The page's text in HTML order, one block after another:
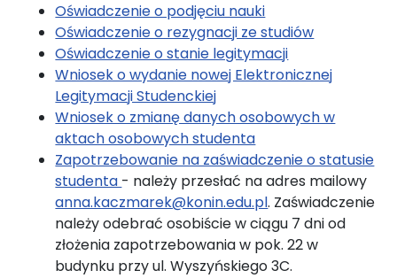
Oświadczenie o podjęciu nauki
Oświadczenie o rezygnacji ze studiów
Oświadczenie o stanie legitymacji
Wniosek o wydanie nowej Elektronicznej
Legitymacji Studenckiej
Wniosek o zmianę danych osobowych w
aktach osobowych studenta
Zapotrzebowanie na zaświadczenie o statusie
studenta - należy przesłać na adres mailowy
anna.kaczmarek@konin.edu.pl. Zaświadczenie
należy odebrać osobiście w ciągu 7 dni od
złożenia zapotrzebowania w pok. 22 w
budynku przy ul. Wyszyńskiego 3C.